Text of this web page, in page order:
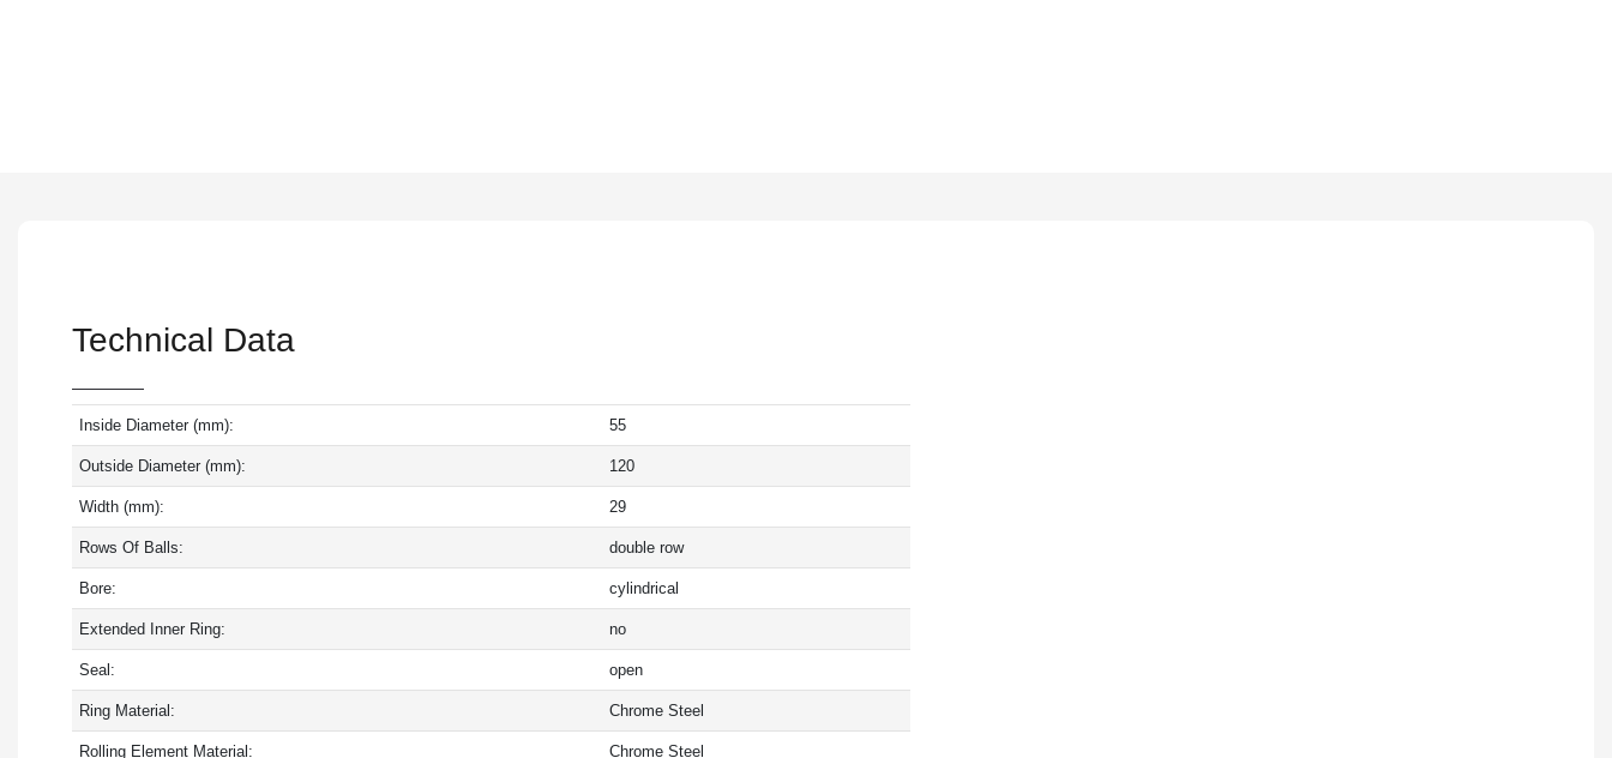
Technical Data
Inside Diameter (mm): 55
Outside Diameter (mm): 120
Width (mm): 29
Rows Of Balls: double row
Bore: cylindrical
Extended Inner Ring: no
Seal: open
Ring Material: Chrome Steel
Rolling Element Material: Chrome Steel